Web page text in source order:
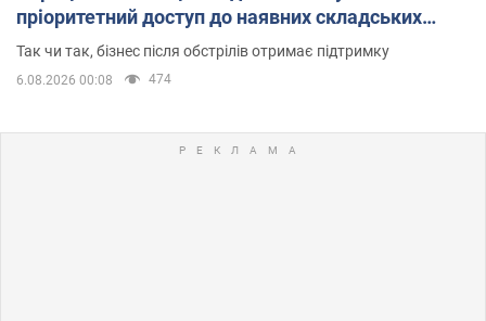
пріоритетний доступ до наявних складських
приміщень
Так чи так, бізнес після обстрілів отримає підтримку
6.08.2026 00:08 474